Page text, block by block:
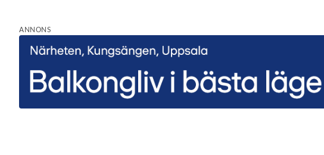
huvudinnehåll
ANNONS